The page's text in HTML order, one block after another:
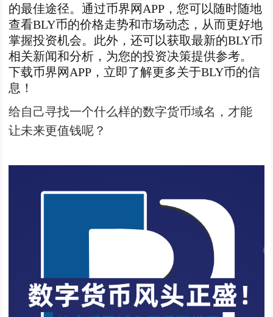
的最佳途径。通过币界网APP，您可以随时随地
查看BLY币的价格走势和市场动态，从而更好地
掌握投资机会。此外，还可以获取最新的BLY币
相关新闻和分析，为您的投资决策提供参考。
下载币界网APP，立即了解更多关于BLY币的信
息！
给自己寻找一个什么样的数字货币域名，才能
让未来更值钱呢？